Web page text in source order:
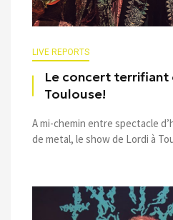
LIVE REPORTS
Le concert terrifiant
Toulouse!
A mi-chemin entre spectacle
de metal, le show de Lordi à